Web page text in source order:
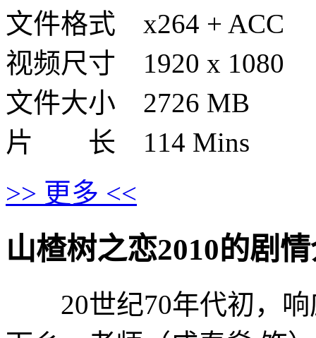
文件格式 x264 + ACC
视频尺寸 1920 x 1080
文件大小 2726 MB
片 长 114 Mins
>> 更多 <<
山楂树之恋2010的剧情
20世纪70年代初，响